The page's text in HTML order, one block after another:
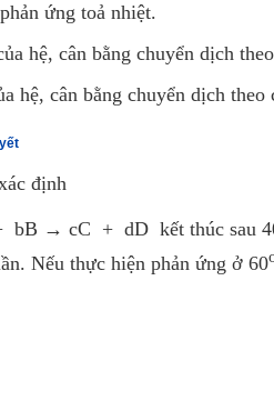
ứng toả nhiệt.
hệ, cân bằng chuyển dịch
hệ, cân bằng chuyển dịch
định
→ cC + dD kết thúc sau
Nếu thực hiện phản ứng ở 60